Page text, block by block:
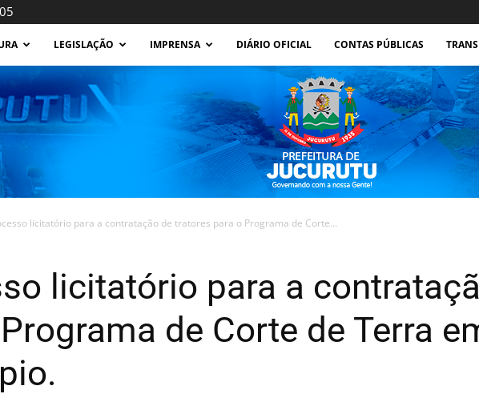
LEGISLAÇÃO IMPRENSA DIÁRIO OFICIAL CONTAS PÚBLICAS
licitatório para a contratação de tratores para o Programa de Corte...
licitatório para a
de Corte de Terra